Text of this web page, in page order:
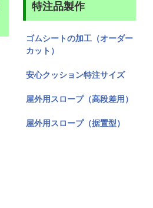
特注品製作
ゴムシートの加工（オーダー
カット）
安心クッション特注サイズ
屋外用スロープ（高段差用）
屋外用スロープ（据置型）